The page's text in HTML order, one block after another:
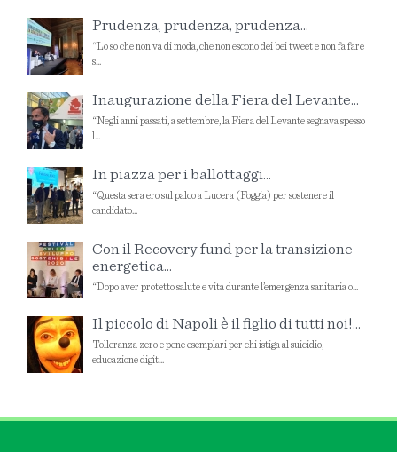
Prudenza, prudenza, prudenza...
“Lo so che non va di moda, che non escono dei bei tweet e non fa fare
s...
Inaugurazione della Fiera del Levante...
“Negli anni passati, a settembre, la Fiera del Levante segnava spesso
l...
In piazza per i ballottaggi...
“Questa sera ero sul palco a Lucera (Foggia) per sostenere il
candidato...
Con il Recovery fund per la transizione
energetica...
“Dopo aver protetto salute e vita durante l’emergenza sanitaria o...
Il piccolo di Napoli è il figlio di tutti noi!...
Tolleranza zero e pene esemplari per chi istiga al suicidio,
educazione digit...